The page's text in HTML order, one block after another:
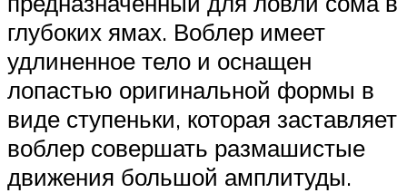
глубоких ямах. Воблер имеет
удлиненное тело и оснащен
лопастью оригинальной формы в
виде ступеньки, которая заставляет
воблер совершать размашистые
движения большой амплитуды.